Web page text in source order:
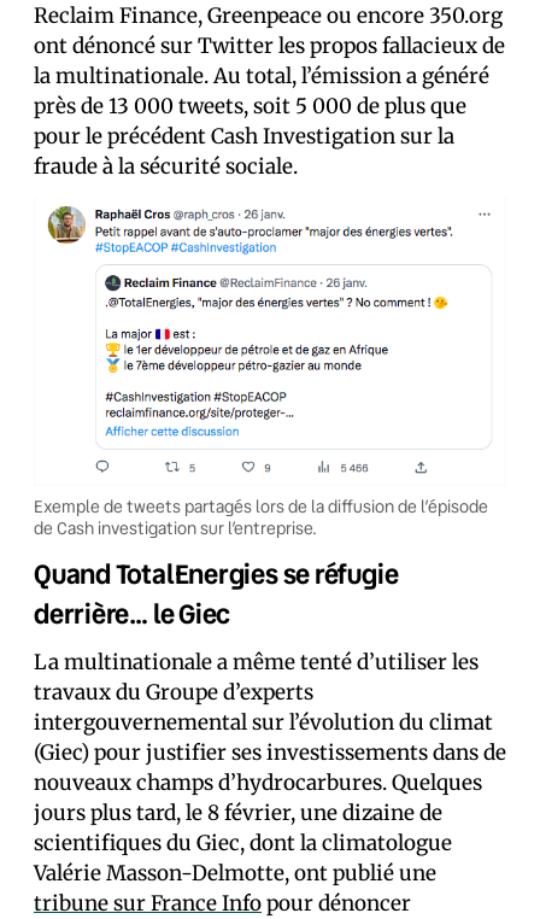
Reclaim Finance, Greenpeace ou encore 350.org
ont dénoncé sur Twitter les propos fallacieux de
la multinationale. Au total, l’émission a généré
près de 13 000 tweets, soit 5 000 de plus que
pour le précédent Cash Investigation sur la
fraude à la sécurité sociale.
Exemple de tweets partagés lors de la diffusion de l’épisode
de Cash investigation sur l’entreprise.
Quand TotalEnergies se réfugie
derrière… le Giec
La multinationale a même tenté d’utiliser les
travaux du Groupe d’experts
intergouvernemental sur l’évolution du climat
(Giec) pour justifier ses investissements dans de
nouveaux champs d’hydrocarbures. Quelques
jours plus tard, le 8 février, une dizaine de
scientifiques du Giec, dont la climatologue
Valérie Masson-Delmotte, ont publié une
tribune sur France Infopour dénoncer